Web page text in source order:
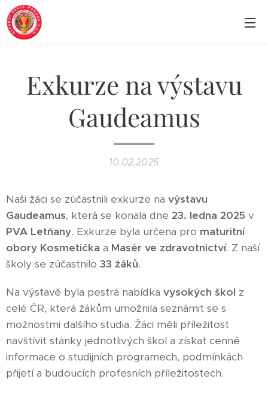
Exkurze na výstavu
Gaudeamus
10.02.2025
Naši žáci se zúčastnili exkurze na výstavu
Gaudeamus, která se konala dne 23. ledna 2025 v
PVA Letňany. Exkurze byla určena pro maturitní
obory Kosmetička a Masér ve zdravotnictví. Z naší
školy se zúčastnilo 33 žáků.
Na výstavě byla pestrá nabídka vysokých škol z
celé ČR, která žákům umožnila seznámit se s
možnostmi dalšího studia. Žáci měli příležitost
navštívit stánky jednotlivých škol a získat cenné
informace o studijních programech, podmínkách
přijetí a budoucích profesních příležitostech.